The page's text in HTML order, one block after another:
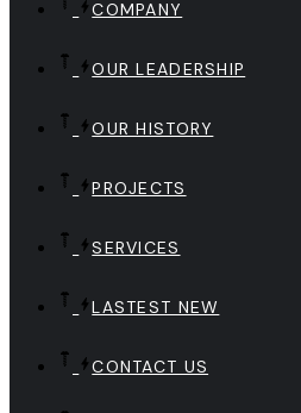
COMPANY
OUR LEADERSHIP
OUR HISTORY
PROJECTS
SERVICES
LASTEST NEW
CONTACT US